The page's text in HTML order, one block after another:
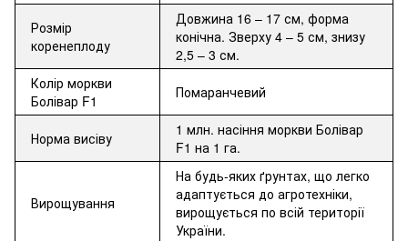
Розмір
коренеплоду
Довжина 16 – 17 см, форма
конічна. Зверху 4 – 5 см, знизу
2,5 – 3 см.
Колір моркви
Болівар F1
Помаранчевий
Норма висіву
1 млн. насіння моркви Болівар
F1 на 1 га.
Вирощування
На будь-яких ґрунтах, що легко
адаптується до агротехніки,
вирощується по всій території
України.